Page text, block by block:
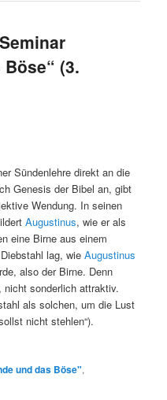
(3.
Sündenlehre direkt an die
Genesis der Bibel an, gibt
Wendung. In seinen
Augustinus, wie er als
eine Birne aus einem
lag, wieAugustinus
also der Birne. Denn
nicht sonderlich attraktiv.
als solchen, um die Lust
nicht stehlen“).
und das Böse",